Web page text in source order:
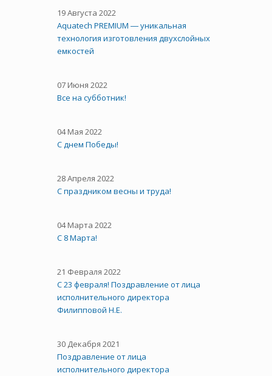
19 Августа 2022
Aquatech PREMIUM ― уникальная
технология изготовления двухслойных
емкостей
07 Июня 2022
Все на субботник!
04 Мая 2022
С днем Победы!
28 Апреля 2022
С праздником весны и труда!
04 Марта 2022
С 8 Марта!
21 Февраля 2022
С 23 февраля! Поздравление от лица
исполнительного директора
Филипповой Н.Е.
30 Декабря 2021
Поздравление от лица
исполнительного директора